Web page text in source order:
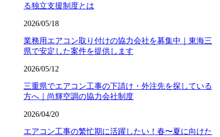
る独立支援制度とは
2026/05/18
業務用エアコン取り付けの協力会社を募集中｜東海三
県で安定した案件を提供します
2026/05/12
三重県でエアコン工事の下請け・外注先を探している
方へ｜尚輝空調の協力会社制度
2026/04/20
エアコン工事の繁忙期に活躍したい！春〜夏に向けた